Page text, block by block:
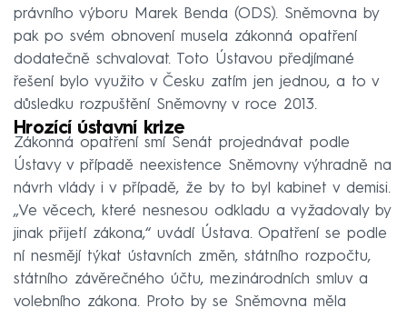
právního výboru Marek Benda (ODS). Sněmovna by
pak po svém obnovení musela zákonná opatření
dodatečně schvalovat. Toto Ústavou předjímané
řešení bylo využito v Česku zatím jen jednou, a to v
důsledku rozpuštění Sněmovny v roce 2013.
Hrozící ústavní krize
Zákonná opatření smí Senát projednávat podle
Ústavy v případě neexistence Sněmovny výhradně na
návrh vlády i v případě, že by to byl kabinet v demisi.
„Ve věcech, které nesnesou odkladu a vyžadovaly by
jinak přijetí zákona,“ uvádí Ústava. Opatření se podle
ní nesmějí týkat ústavních změn, státního rozpočtu,
státního závěrečného účtu, mezinárodních smluv a
volebního zákona. Proto by se Sněmovna měla